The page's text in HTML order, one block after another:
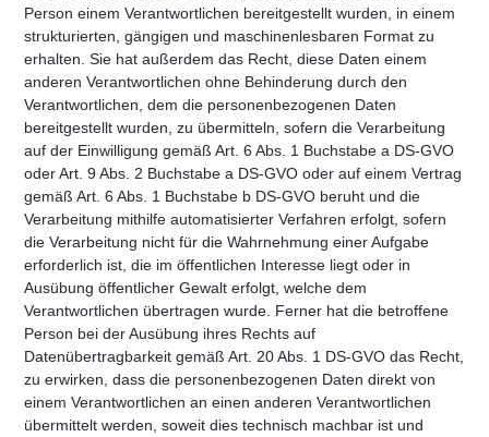
Person einem Verantwortlichen bereitgestellt wurden, in einem
strukturierten, gängigen und maschinenlesbaren Format zu
erhalten. Sie hat außerdem das Recht, diese Daten einem
anderen Verantwortlichen ohne Behinderung durch den
Verantwortlichen, dem die personenbezogenen Daten
bereitgestellt wurden, zu übermitteln, sofern die Verarbeitung
auf der Einwilligung gemäß Art. 6 Abs. 1 Buchstabe a DS-GVO
oder Art. 9 Abs. 2 Buchstabe a DS-GVO oder auf einem Vertrag
gemäß Art. 6 Abs. 1 Buchstabe b DS-GVO beruht und die
Verarbeitung mithilfe automatisierter Verfahren erfolgt, sofern
die Verarbeitung nicht für die Wahrnehmung einer Aufgabe
erforderlich ist, die im öffentlichen Interesse liegt oder in
Ausübung öffentlicher Gewalt erfolgt, welche dem
Verantwortlichen übertragen wurde. Ferner hat die betroffene
Person bei der Ausübung ihres Rechts auf
Datenübertragbarkeit gemäß Art. 20 Abs. 1 DS-GVO das Recht,
zu erwirken, dass die personenbezogenen Daten direkt von
einem Verantwortlichen an einen anderen Verantwortlichen
übermittelt werden, soweit dies technisch machbar ist und